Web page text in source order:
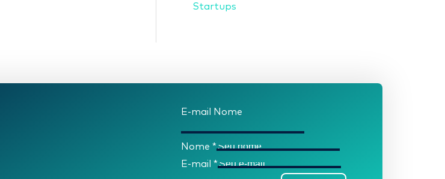
Startups
E-mail Nome
Nome*
E-mail*